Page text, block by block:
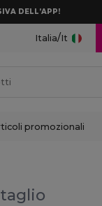
DELL’APP!
Italia/It
promozionali